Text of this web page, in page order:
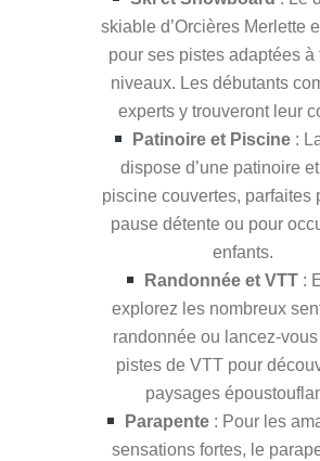
skiable d’Orcières Merlette
pour ses pistes adaptées à
niveaux. Les débutants
experts y trouveront leur
Patinoire et Piscine:
dispose d’une patinoire et
piscine couvertes, parfaites
pause détente ou pour
enfants.
Randonnée et VTT :
explorez les nombreux
randonnée ou lancez-
pistes de VTT pour
paysages
Parapente: Pour les
sensations fortes, le